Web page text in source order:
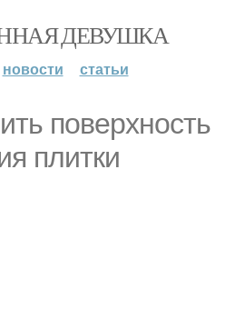
ДЕВУШКА
новости статьи
поверхность
плитки